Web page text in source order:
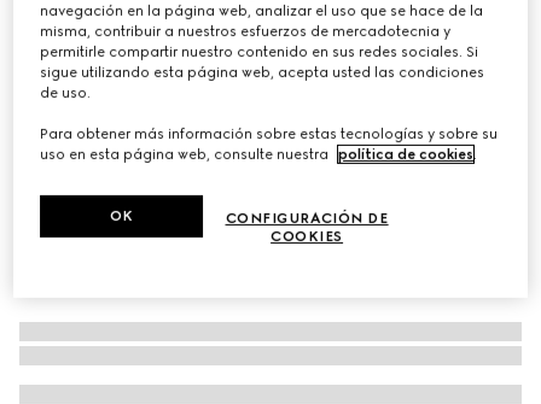
Variacionesmarrón oscuro y beige
navegación en la página web, analizar el uso que se hace de la
misma, contribuir a nuestros esfuerzos de mercadotecnia y
permitirle compartir nuestro contenido en sus redes sociales. Si
sigue utilizando esta página web, acepta usted las condiciones
de uso.
Para obtener más información sobre estas tecnologías y sobre su
uso en esta página web, consulte nuestra
política de cookies
CONFIGURACIÓN DE
COOKIES
OK